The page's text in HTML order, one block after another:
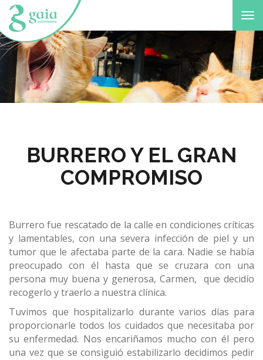
BURRERO Y EL GRAN
COMPROMISO
Burrero fue rescatado de la calle en condiciones críticas
y lamentables, con una severa infección de piel y un
tumor que le afectaba parte de la cara. Nadie se había
preocupado con él hasta que se cruzara con una
persona muy buena y generosa, Carmen, que decidío
recogerlo y traerlo a nuestra clínica.
Tuvimos que hospitalizarlo durante varios días para
proporcionarle todos los cuidados que necesitaba por
su enfermedad. Nos encariñamos mucho con él pero
una vez que se consiguió estabilizarlo decidimos pedir